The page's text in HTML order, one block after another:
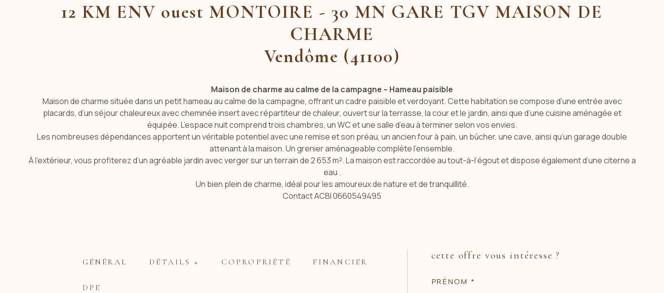
12 KM ENV ouest MONTOIRE - 30 MN GARE TGV MAISON DE
CHARME
Vendôme (41100)
Maison de charme au calme de la campagne – Hameau paisible
Maison de charme située dans un petit hameau au calme de la campagne, offrant un cadre paisible et verdoyant. Cette habitation se compose d’une entrée avec
placards, d’un séjour chaleureux avec cheminée insert avec répartiteur de chaleur, ouvert sur la terrasse, la cour et le jardin, ainsi que d’une cuisine aménagée et
équipée. L’espace nuit comprend trois chambres, un WC et une salle d’eau à terminer selon vos envies.
Les nombreuses dépendances apportent un véritable potentiel avec une remise et son préau, un ancien four à pain, un bûcher, une cave, ainsi qu’un garage double
attenant à la maison. Un grenier aménageable complète l’ensemble.
À l’extérieur, vous profiterez d’un agréable jardin avec verger sur un terrain de 2 653 m². La maison est raccordée au tout-à-l’égout et dispose également d’une citerne a
eau .
Un bien plein de charme, idéal pour les amoureux de nature et de tranquillité.
Contact ACBI 0660549495
GÉNÉRAL DÉTAILS + COPROPRIÉTÉ FINANCIER
DPE
cette offre vous intéresse ?
PRÉNOM *